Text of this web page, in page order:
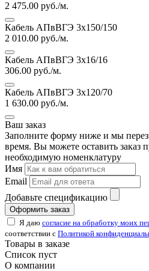
2 475.00 руб./м.
Кабель АПвВГЭ 3х150/150
2 010.00 руб./м.
Кабель АПвВГЭ 3х16/16
306.00 руб./м.
Кабель АПвВГЭ 3х120/70
1 630.00 руб./м.
Ваш заказ
Заполните форму ниже и мы
время. Вы можете оставить
необходимую номенклатуру
Имя
Email
Добавьте спецификацию
Оформить заказ
Я даю согласие на обработку моих
соответствии с Политикой
Товары в заказе
Список пуст
О компании